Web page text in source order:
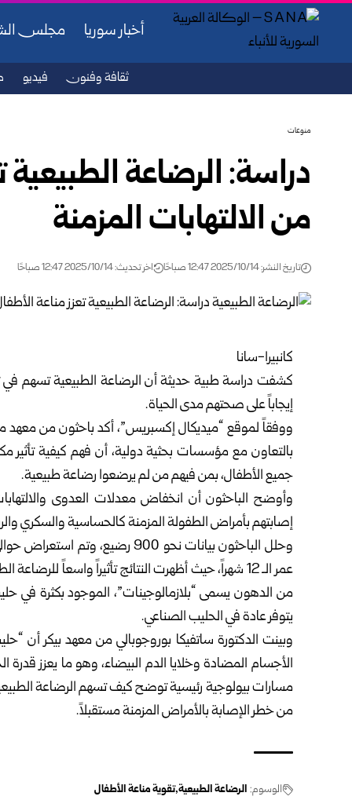
أخبار سوريا مجلس
ثقافة وفنون فيديو
منوعات
دراسة: الرضاعة الطبيعية
من الالتهابات المزمنة
تاريخ النشر: 2025/10/14 12:47 صباحًا اخر تحديث: 2025/10/14 12:47 صباحًا
كانبيرا-سانا
كشفت دراسة طبية حديثة أن الرضاعة الطبيعية تسهم في
إيجاباً على صحتهم مدى الحياة.
ووفقاً لموقع “ميديكال إكسبريس”، أكد باحثون من معهد
بالتعاون مع مؤسسات بحثية دولية، أن فهم كيفية تأثير
جميع الأطفال، بمن فيهم من لم يرضعوا رضاعة طبيعية.
وأوضح الباحثون أن انخفاض معدلات العدوى
إصابتهم بأمراض الطفولة المزمنة كالحساسية والسكري
عمر الـ 12 شهراً، حيث أظهرت النتائج تأثيراً واسعاً
من الدهون يسمى “بلازمالوجينات”، الموجود بكثرة في
يتوفر عادة في الحليب الصناعي.
وبينت الدكتورة ساتفيكا بوروجوبالي من معهد بيكر أن
الأجسام المضادة وخلايا الدم البيضاء، وهو ما يعزز قدرة
مسارات بيولوجية رئيسية توضح كيف تسهم الرضاعة
من خطر الإصابة بالأمراض المزمنة مستقبلاً.
الوسوم: الرضاعة الطبيعية تقوية مناعة الأطفال